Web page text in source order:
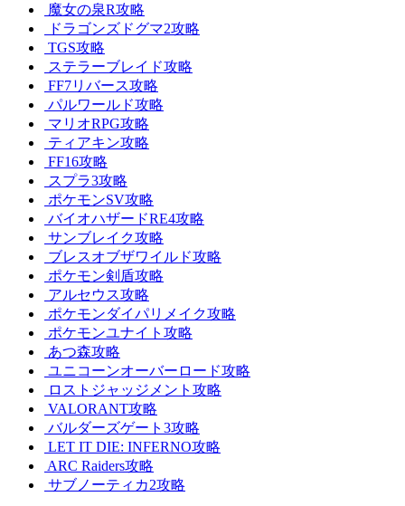
魔女の泉R攻略
ドラゴンズドグマ2攻略
TGS攻略
ステラーブレイド攻略
FF7リバース攻略
パルワールド攻略
マリオRPG攻略
ティアキン攻略
FF16攻略
スプラ3攻略
ポケモンSV攻略
バイオハザードRE4攻略
サンブレイク攻略
ブレスオブザワイルド攻略
ポケモン剣盾攻略
アルセウス攻略
ポケモンダイパリメイク攻略
ポケモンユナイト攻略
あつ森攻略
ユニコーンオーバーロード攻略
ロストジャッジメント攻略
VALORANT攻略
バルダーズゲート3攻略
LET IT DIE: INFERNO攻略
ARC Raiders攻略
サブノーティカ2攻略